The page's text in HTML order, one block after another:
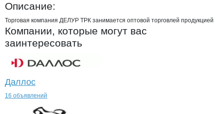
Описание:
Торговая компания ДЕЛУР ТРК занимается оптовой торговлей продукцией
Компании, которые могут вас
заинтересовать
Даллос
16 объявлений